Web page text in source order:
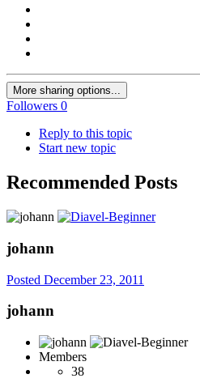
More sharing options...
Followers 0
Reply to this topic
Start new topic
Recommended Posts
johann
Posted December 23, 2011
johann
Members
38